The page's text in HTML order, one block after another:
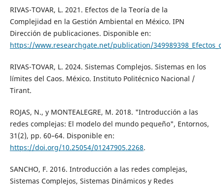
RIVAS-TOVAR, L. 2021. Efectos de la Teoría de la
Complejidad en la Gestión Ambiental en México. IPN
Dirección de publicaciones. Disponible en:
https://www.researchgate.net/publication/
RIVAS-TOVAR, L. 2024. Sistemas Complejos. Sistemas en los
límites del Caos. México. Instituto Politécnico Nacional /
Tirant.
ROJAS, N., y MONTEALEGRE, M. 2018. "Introducción a las
redes complejas: El modelo del mundo pequeño", Entornos,
31(2), pp. 60–64. Disponible en:
https://doi.org/10.25054/01247905.2268.
SANCHO, F. 2016. Introducción a las redes complejas,
Sistemas Complejos, Sistemas Dinámicos y Redes